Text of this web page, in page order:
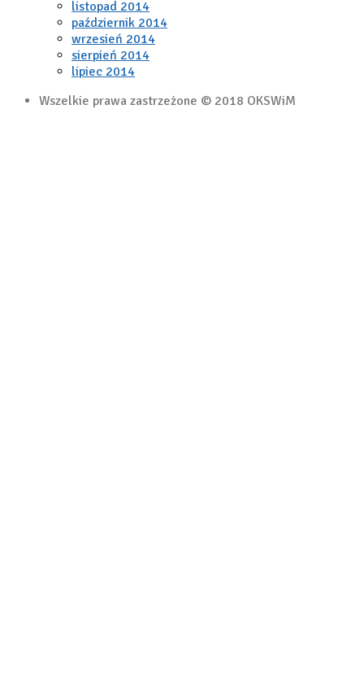
listopad 2014
październik 2014
wrzesień 2014
sierpień 2014
lipiec 2014
Wszelkie prawa zastrzeżone © 2018 OKSWiM